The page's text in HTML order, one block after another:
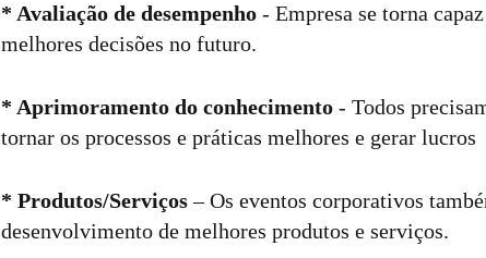
* Avaliação de desempenho - Empresa se torna
melhores decisões no futuro.
* Aprimoramento do conhecimento - Todos
tornar os processos e práticas melhores e gerar lucros
* Produtos/Serviços– Os eventos corporativos
desenvolvimento de melhores produtos e serviços.